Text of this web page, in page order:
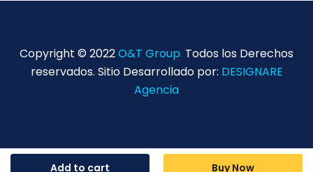
Add to cart Buy Now
Copyright © 2022O&T Group. Todos los Derechos
reservados. Sitio Desarrollado por: DESIGNARE
Agencia